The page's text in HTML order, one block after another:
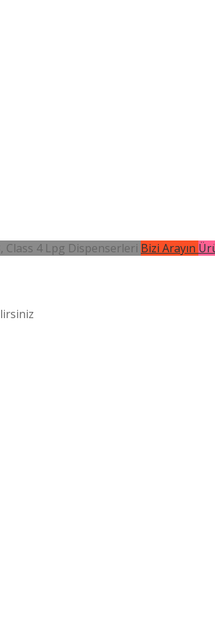
Class 4 Lpg Dispenserleri Bizi Arayın